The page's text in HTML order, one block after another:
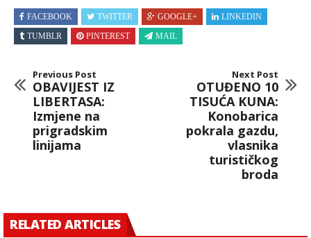
FACEBOOK TWITTER GOOGLE+
LINKEDIN
TUMBLR
PINTEREST MAIL
Previous Post
OBAVIJEST IZ
LIBERTASA:
Izmjene na
prigradskim
linijama
Next Post
OTUĐENO 10
TISUĆA KUNA:
Konobarica
pokrala gazdu,
vlasnika
turističkog
broda
RELATED ARTICLES